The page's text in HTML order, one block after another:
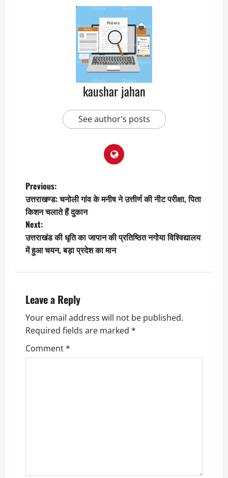
kaushar jahan
See author's posts
P
o
s
t
a
v
i
g
Previous:
उत्तराखण्ड: चनोली गांव के मनीष ने उत्तीर्ण की नीट परीक्षा, पिता
किशन चलाते हैं दुकान
Next:
उत्तराखंड की धृति का जापान की प्रतिष्ठित नगोया विश्विद्यालय
में हुआ चयन, बड़ा प्रदेश का मान
Leave a Reply
Your email address will not be published.
Required fields are marked *
Comment*